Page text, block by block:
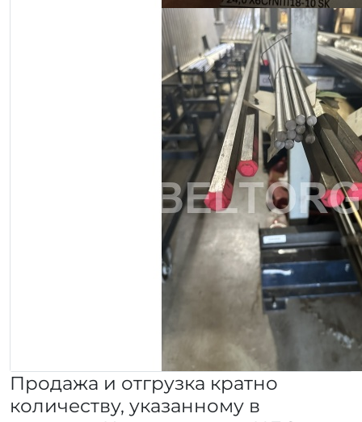
Продажа и отгрузка кратно
количеству, указанному в